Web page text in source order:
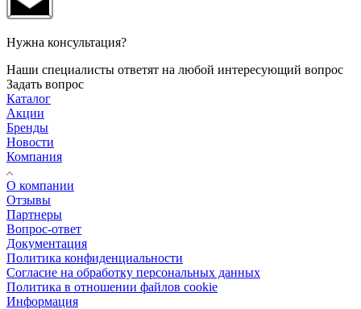
Нужна консультация?
Наши специалисты ответят на любой интересующий вопрос
Задать вопрос
Каталог
Акции
Бренды
Новости
Компания
О компании
Отзывы
Партнеры
Вопрос-ответ
Документация
Политика конфиденциальности
Согласие на обработку персональных данных
Политика в отношении файлов cookie
Информация